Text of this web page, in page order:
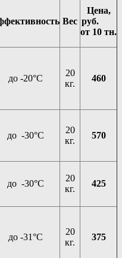
Вес
Цена,
руб.
от 10 тн.
до -20°C
20
кг.
460
до -30°C
20
кг.
570
до -30°C
20
кг.
425
до -31°C
20
кг.
375